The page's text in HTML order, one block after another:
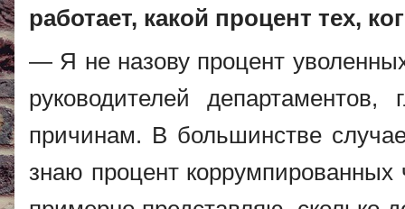
работает, какой процент тех,
— Я не назову процент
руководителей
причинам. В большинстве
знаю процент коррумпированных